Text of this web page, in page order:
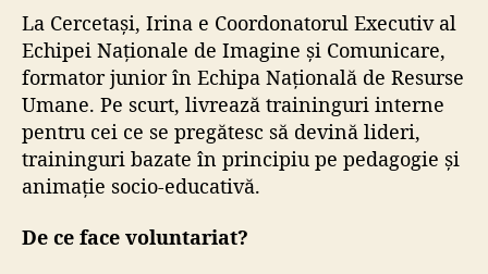
La Cercetași, Irina e Coordonatorul Executiv al
Echipei Naționale de Imagine și Comunicare,
formator junior în Echipa Națională de Resurse
Umane. Pe scurt, livrează traininguri interne
pentru cei ce se pregătesc să devină lideri,
traininguri bazate în principiu pe pedagogie și
animație socio-educativă.
De ce face voluntariat?